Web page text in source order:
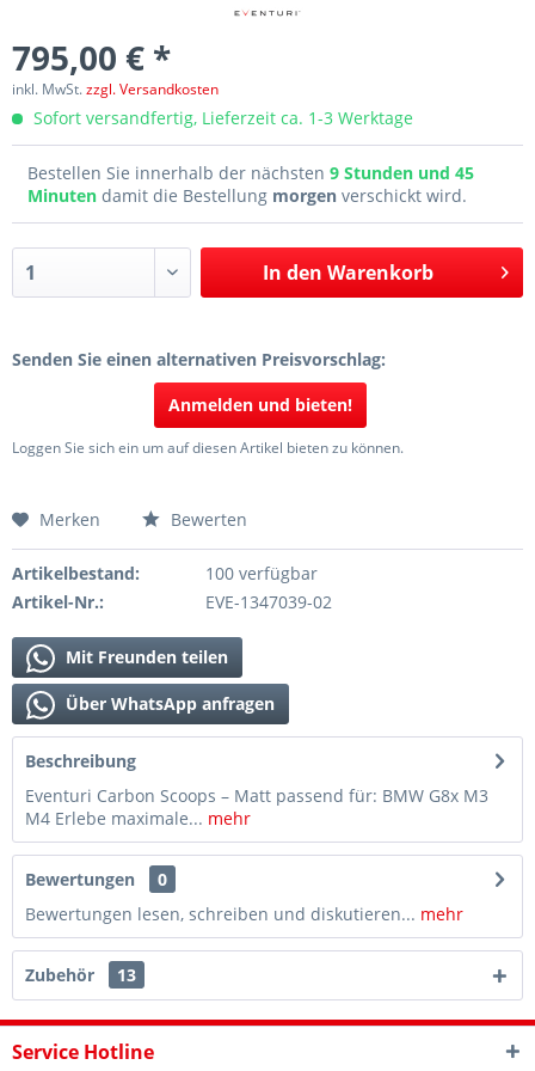
795,00 € *
inkl. MwSt.zzgl. Versandkosten
Sofort versandfertig, Lieferzeit ca. 1-3 Werktage
Bestellen Sie innerhalb der nächsten 9 Stunden und 45
Minuten damit die Bestellung morgen verschickt wird.
In den Warenkorb
Senden Sie einen alternativen Preisvorschlag:
Anmelden und bieten!
Loggen Sie sich ein um auf diesen Artikel bieten zu können.
Merken Bewerten
Artikelbestand:
100 verfügbar
Artikel-Nr.:
EVE-1347039-02
Mit Freunden teilen
Über WhatsApp anfragen
Beschreibung
Eventuri Carbon Scoops – Matt passend für: BMW G8x M3
M4 Erlebe maximale... mehr
Bewertungen
0
Bewertungen lesen, schreiben und diskutieren... mehr
Zubehör 13
Service Hotline